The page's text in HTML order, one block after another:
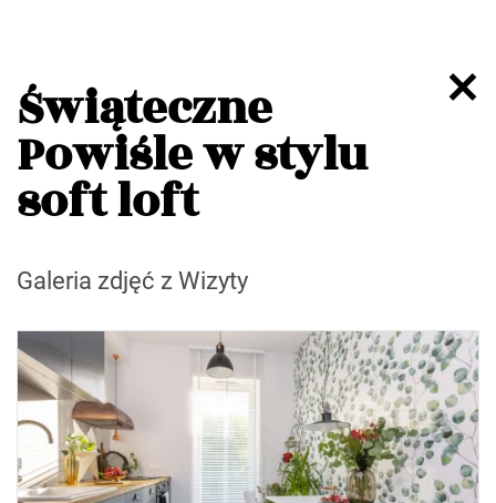
Świąteczne
Powiśle w stylu
soft loft
Galeria zdjęć z Wizyty